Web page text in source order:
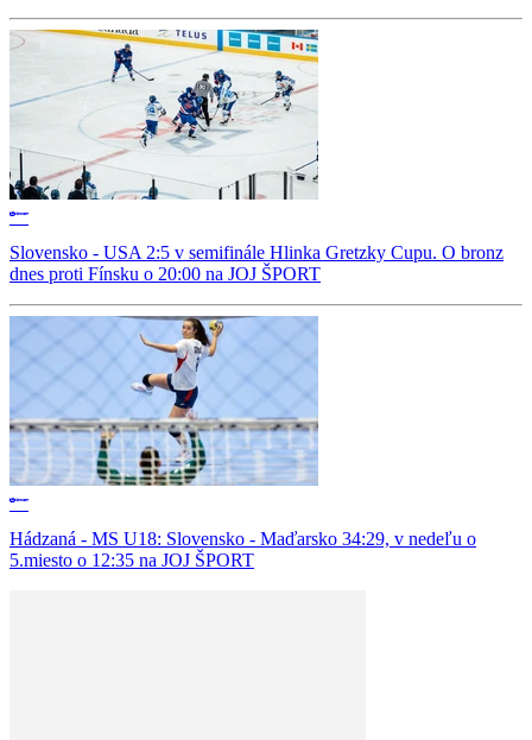
Slovensko - USA 2:5 v semifinále Hlinka Gretzky Cupu. O bronz
dnes proti Fínsku o 20:00 na JOJ ŠPORT
Hádzaná - MS U18: Slovensko - Maďarsko 34:29, v nedeľu o
5.miesto o 12:35 na JOJ ŠPORT